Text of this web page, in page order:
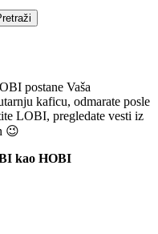
postane Vaša
kaficu, odmarate posle
LOBI, pregledate vesti iz
😉
kao HOBI